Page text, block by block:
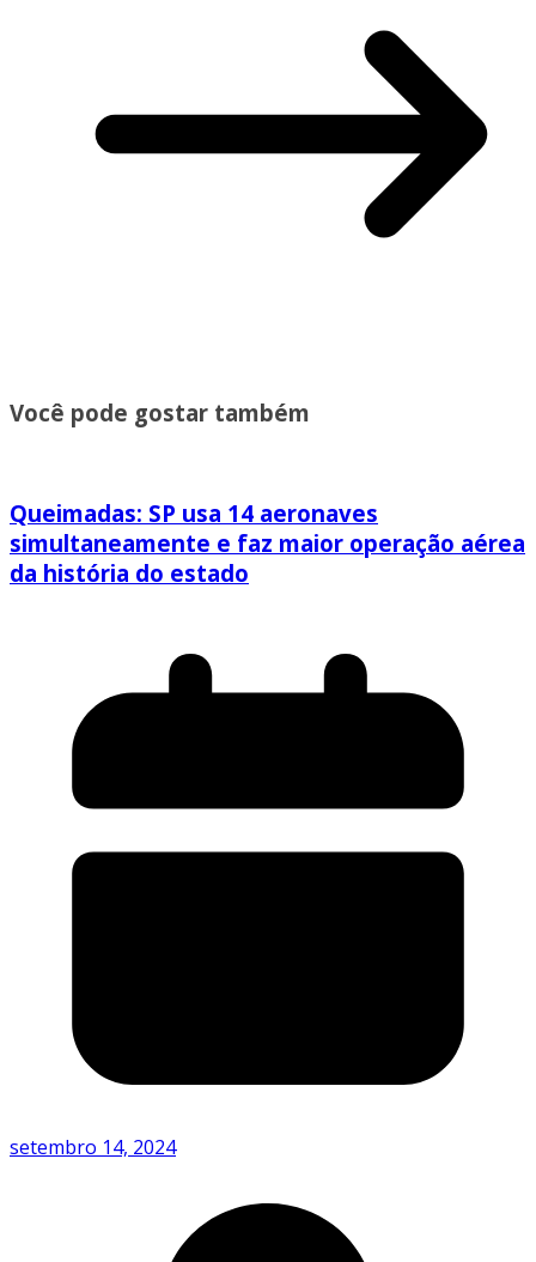
Você pode gostar também
Queimadas: SP usa 14 aeronaves
simultaneamente e faz maior operação aérea
da história do estado
setembro 14, 2024